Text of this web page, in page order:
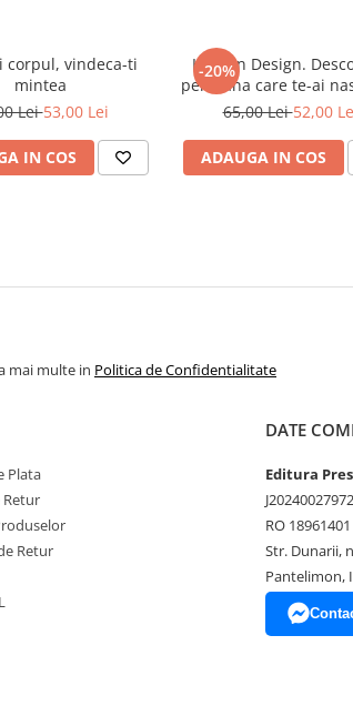
corpul, vindeca-ti
mintea
Lei53,00 Lei
IN COS
-20%
Human Design.
persoana care te-ai
fii
65,00 Lei52,00
ADAUGA IN COS
mai multe in Politica de Confidentialitate
Plata
Retur
Retur
DATE
Editura
RO 18961401
Str. Dunarii,
Pantelimon,